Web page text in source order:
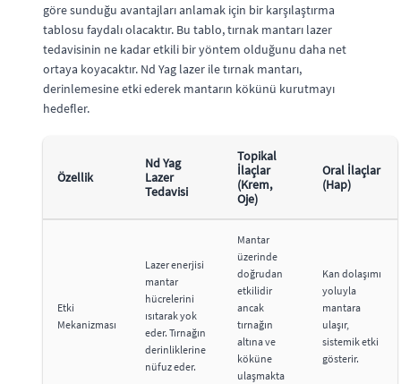
göre sunduğu avantajları anlamak için bir karşılaştırma
tablosu faydalı olacaktır. Bu tablo, tırnak mantarı lazer
tedavisinin ne kadar etkili bir yöntem olduğunu daha net
ortaya koyacaktır. Nd Yag lazer ile tırnak mantarı,
derinlemesine etki ederek mantarın kökünü kurutmayı
hedefler.
Özellik
Nd Yag
Lazer
Tedavisi
Topikal
İlaçlar
(Krem,
Oje)
Oral İlaçlar
(Hap)
Etki
Mekanizması
Lazer enerjisi
mantar
hücrelerini
ısıtarak yok
eder. Tırnağın
derinliklerine
nüfuz eder.
Mantar
üzerinde
doğrudan
etkilidir
ancak
tırnağın
altına ve
köküne
ulaşmakta
Kan dolaşımı
yoluyla
mantara
ulaşır,
sistemik etki
gösterir.